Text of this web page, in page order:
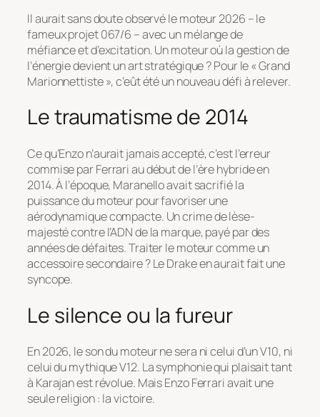
Il aurait sans doute observé le moteur 2026 – le
fameux projet 067/6 – avec un mélange de
méfiance et d’excitation. Un moteur où la gestion de
l’énergie devient un art stratégique ? Pour le « Grand
Marionnettiste », c’eût été un nouveau défi à relever.
Le traumatisme de 2014
Ce qu’Enzo n’aurait jamais accepté, c’est l’erreur
commise par Ferrari au début de l’ère hybride en
2014. À l’époque, Maranello avait sacrifié la
puissance du moteur pour favoriser une
aérodynamique compacte. Un crime de lèse-
majesté contre l’ADN de la marque, payé par des
années de défaites. Traiter le moteur comme un
accessoire secondaire ? Le Drake en aurait fait une
syncope.
Le silence ou la fureur
En 2026, le son du moteur ne sera ni celui d’un V10, ni
celui du mythique V12. La symphonie qui plaisait tant
à Karajan est révolue. Mais Enzo Ferrari avait une
seule religion : la victoire.